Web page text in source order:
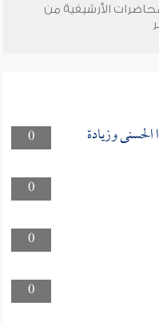
الأرشيفية من
0 وزيادة
0
0
0